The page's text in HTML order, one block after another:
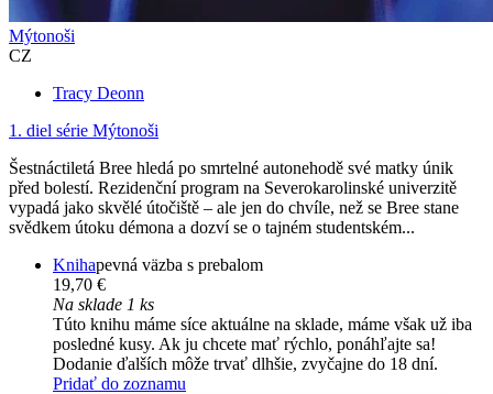
Mýtonoši
CZ
Tracy Deonn
1. diel série Mýtonoši
Šestnáctiletá Bree hledá po smrtelné autonehodě své matky únik
před bolestí. Rezidenční program na Severokarolinské univerzitě
vypadá jako skvělé útočiště – ale jen do chvíle, než se Bree stane
svědkem útoku démona a dozví se o tajném studentském...
Knihapevná väzba s prebalom
19,70 €
Na sklade 1 ks
Túto knihu máme síce aktuálne na sklade, máme však už iba
posledné kusy. Ak ju chcete mať rýchlo, ponáhľajte sa!
Dodanie ďalších môže trvať dlhšie, zvyčajne do 18 dní.
Pridať do zoznamu